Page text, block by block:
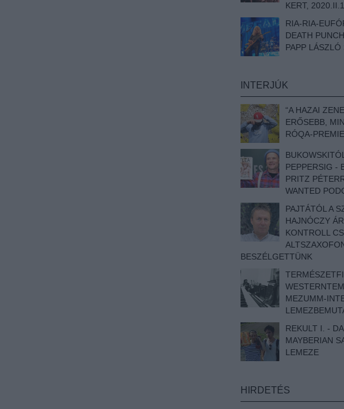
KERT,
RIA-RIA-
DEATH
PAPP LÁSZLÓ
INTERJÚK
“A HAZAI
ERŐSEBB,
RÓQA-
PEPPERSIG -
PRITZ
WANTED
PAJTÁTÓL A
HAJNÓCZY
KONTROLL
BESZÉLGETTÜNK
MEZUMM-
REKULT I. -
MAYBERIAN
LEMEZE
HIRDETÉS